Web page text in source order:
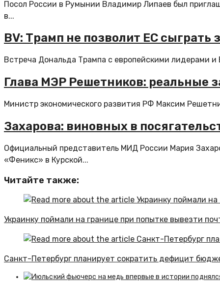
Посол России в Румынии Владимир Липаев был
в...
BV: Трамп не позволит ЕС сыграть
Встреча Дональда Трампа с европейскими лидерами
Глава МЭР Решетников: реальные
Министр экономического развития РФ Максим
Захарова: виновных в
Официальный представитель МИД России Мария
«Феникс» в Курской...
Читайте также:
Украинку поймали на границе при попытке вывезти
Санкт-Петербург планирует сократить дефицит